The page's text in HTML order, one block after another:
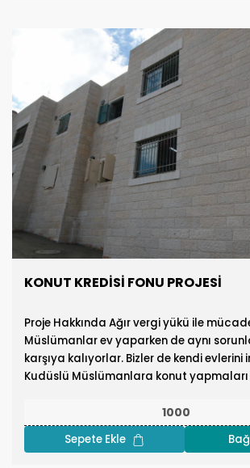
KONUT KREDİSİ FONU PROJESİ
Proje Hakkında Ağır vergi yükü ile
Müslümanlar ev yaparken de aynı
karşıya kalıyorlar. Bizler de kendi evlerini
Kudüslü Müslümanlara konut yapmaları
Sepete Ekle